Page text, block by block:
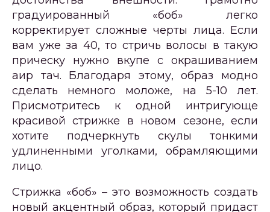
градуированный «боб» легко
корректирует сложные черты лица. Если
вам уже за 40, то стричь волосы в такую
прическу нужно вкупе с окрашиванием
аир тач. Благодаря этому, образ модно
сделать немного моложе, на 5-10 лет.
Присмотритесь к одной интригующе
красивой стрижке в новом сезоне, если
хотите подчеркнуть скулы тонкими
удлиненными уголками, обрамляющими
лицо.
Стрижка «боб» – это возможность создать
новый акцентный образ, который придаст